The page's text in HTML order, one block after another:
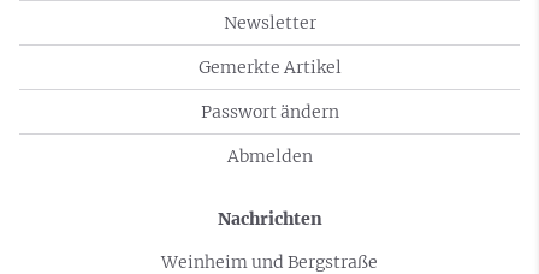
Newsletter
Gemerkte Artikel
Passwort ändern
Abmelden
Nachrichten
Weinheim und Bergstraße